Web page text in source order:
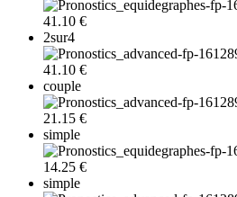
41.10 €
2sur4
41.10 €
couple
21.15 €
simple
14.25 €
simple